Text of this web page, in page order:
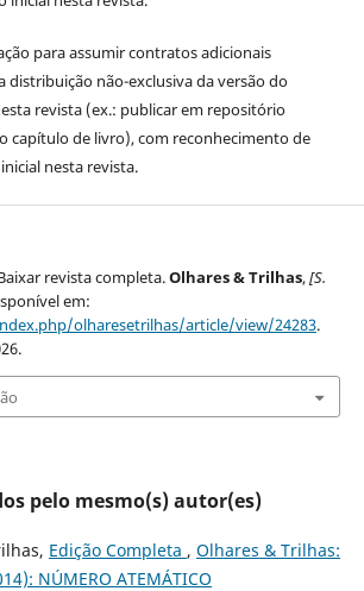
para assumir contratos adicionais
distribuição não-exclusiva da versão do
revista (ex.: publicar em repositório
capítulo de livro), com reconhecimento de
nesta revista.
revista completa.Olhares & Trilhas,[S.
em:
olharesetrilhas/article/view/24283.
pelo mesmo(s) autor(es)
Edição Completa , Olhares & Trilhas:
NÚMERO ATEMÁTICO